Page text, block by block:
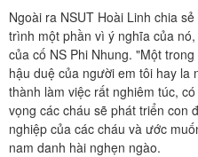
Ngoài ra NSUT Hoài Linh chia
trình một phần vì ý nghĩa của
của cố NS Phi Nhung. "Một
hậu duệ của người em tôi hay la
thành làm việc rất nghiêm túc,
vọng các cháu sẽ phát triển con
nghiệp của các cháu và ước
nam danh hài nghẹn ngào.